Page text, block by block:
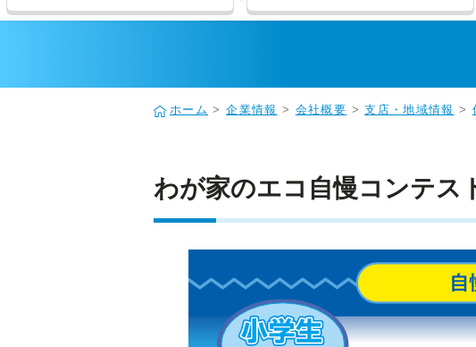
ホーム >企業情報 > 会社概要 >支店・地域情報 >
わが家のエコ自慢コンテ